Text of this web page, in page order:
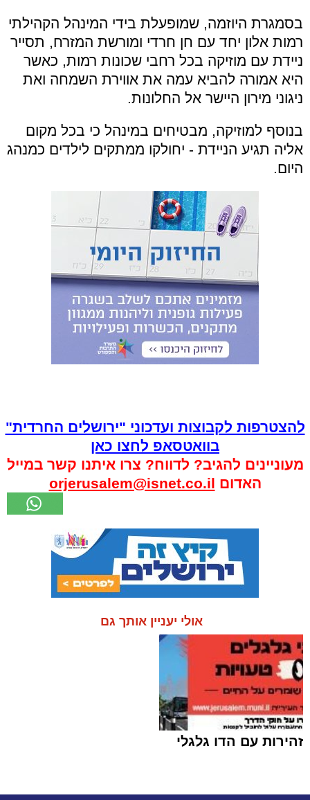
בסמגרת היוזמה, שמופעלת בידי המינהל הקהילתי
רמות אלון יחד עם חן חרדי ומורשת המזרח, תסייר
ניידת עם מוזיקה בכל רחבי שכונות רמות, כאשר
היא אמורה להביא עמה את אווירת השמחה ואת
ניגוני מירון היישר אל החלונות.
בנוסף למוזיקה, מבטיחים במינהל כי בכל מקום
אליה תגיע הניידת - יחולקו ממתקים לילדים כמנהג
היום.
להצטרפות לקבוצות ועדכוני "ירושלים החרדית"
בוואטסאפ לחצו כאן
מעוניינים להגיב? לדווח? צרו איתנו קשר במייל
האדום orjerusalem@isnet.co.il
אולי יעניין אותך גם
זהירות עם הדו גלגלי